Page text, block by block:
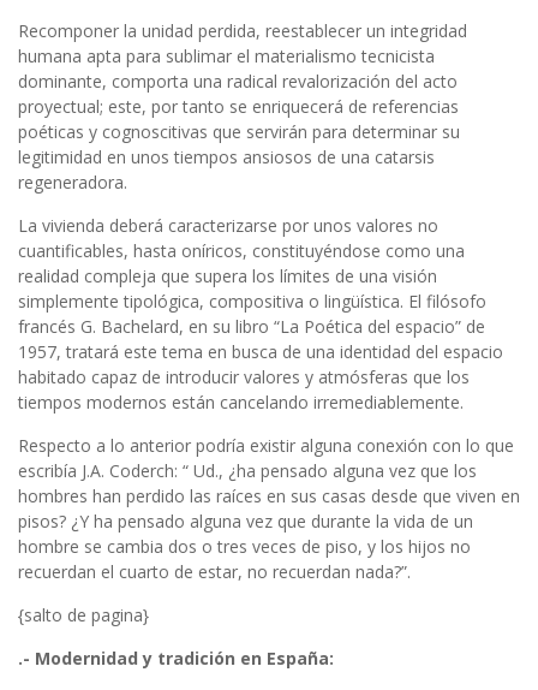
Recomponer la unidad perdida, reestablecer un integridad
humana apta para sublimar el materialismo tecnicista
dominante, comporta una radical revalorización del acto
proyectual; este, por tanto se enriquecerá de referencias
poéticas y cognoscitivas que servirán para determinar su
legitimidad en unos tiempos ansiosos de una catarsis
regeneradora.
La vivienda deberá caracterizarse por unos valores no
cuantificables, hasta oníricos, constituyéndose como una
realidad compleja que supera los límites de una visión
simplemente tipológica, compositiva o lingüística. El filósofo
francés G. Bachelard, en su libro “La Poética del espacio” de
1957, tratará este tema en busca de una identidad del espacio
habitado capaz de introducir valores y atmósferas que los
tiempos modernos están cancelando irremediablemente.
Respecto a lo anterior podría existir alguna conexión con lo que
escribía J.A. Coderch: “ Ud., ¿ha pensado alguna vez que los
hombres han perdido las raíces en sus casas desde que viven en
pisos? ¿Y ha pensado alguna vez que durante la vida de un
hombre se cambia dos o tres veces de piso, y los hijos no
recuerdan el cuarto de estar, no recuerdan nada?”.
{salto de pagina}
.- Modernidad y tradición en España: